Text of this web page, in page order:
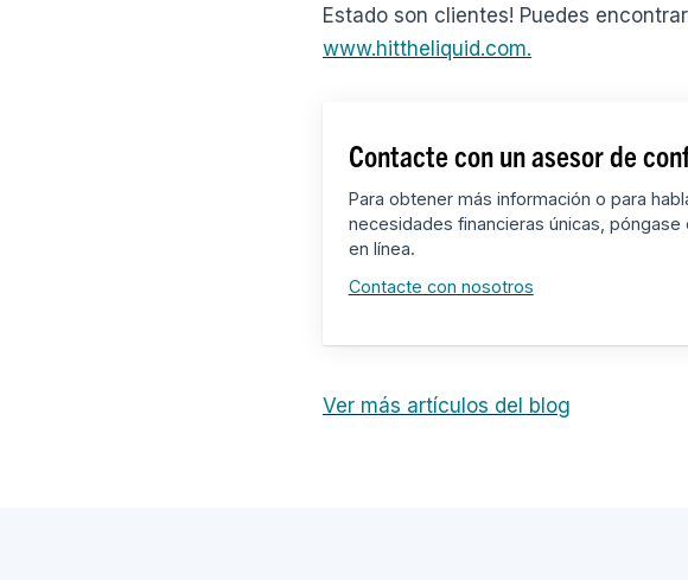
Estado son clientes! Puedes
www.hittheliquid.com.
Contacte con un asesor de
Para obtener más información o para
necesidades financieras únicas,
en línea.
Contacte con nosotros
Ver más artículos del blog